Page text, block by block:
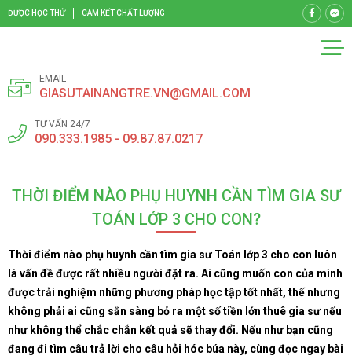
ĐƯỢC HỌC THỬ CAM KẾT CHẤT LƯỢNG
EMAIL
GIASUTAINANGTRE.VN@GMAIL.COM
TƯ VẤN 24/7
090.333.1985 - 09.87.87.0217
THỜI ĐIỂM NÀO PHỤ HUYNH CẦN TÌM GIA SƯ
TOÁN LỚP 3 CHO CON?
Thời điểm nào phụ huynh cần tìm gia sư Toán lớp 3 cho con luôn
là vấn đề được rất nhiều người đặt ra. Ai cũng muốn con của mình
được trải nghiệm những phương pháp học tập tốt nhất, thế nhưng
không phải ai cũng sẵn sàng bỏ ra một số tiền lớn thuê gia sư nếu
như không thể chắc chắn kết quả sẽ thay đổi. Nếu như bạn cũng
đang đi tìm câu trả lời cho câu hỏi hóc búa này, cùng đọc ngay bài